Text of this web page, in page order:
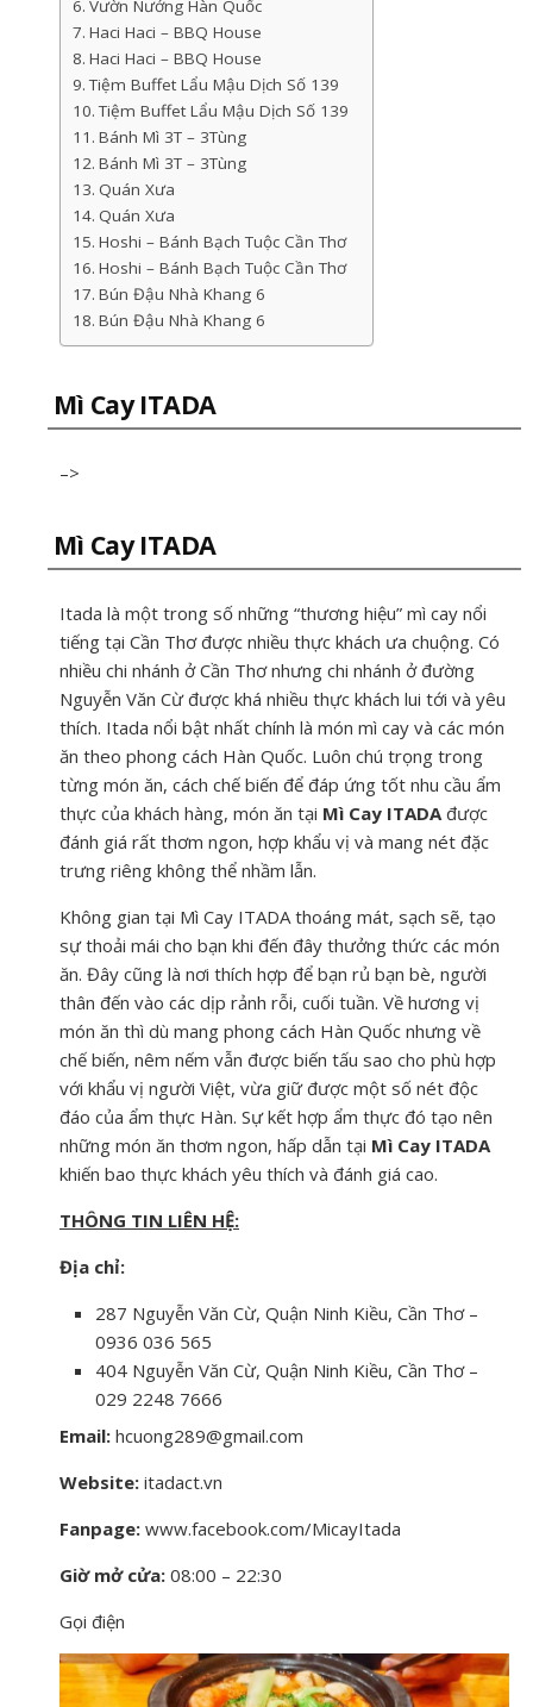
Vườn Nướng Hàn Quốc
Haci Haci – BBQ House
Haci Haci – BBQ House
Tiệm Buffet Lẩu Mậu Dịch Số 139
Tiệm Buffet Lẩu Mậu Dịch Số 139
Bánh Mì 3T – 3Tùng
Bánh Mì 3T – 3Tùng
Quán Xưa
Quán Xưa
Hoshi – Bánh Bạch Tuộc Cần Thơ
Hoshi – Bánh Bạch Tuộc Cần Thơ
Bún Đậu Nhà Khang 6
Bún Đậu Nhà Khang 6
Mì Cay ITADA
–>
Mì Cay ITADA
Itada là một trong số những “thương hiệu” mì cay nổi
tiếng tại Cần Thơ được nhiều thực khách ưa chuộng. Có
nhiều chi nhánh ở Cần Thơ nhưng chi nhánh ở đường
Nguyễn Văn Cừ được khá nhiều thực khách lui tới và yêu
thích. Itada nổi bật nhất chính là món mì cay và các món
ăn theo phong cách Hàn Quốc. Luôn chú trọng trong
từng món ăn, cách chế biến để đáp ứng tốt nhu cầu ẩm
thực của khách hàng, món ăn tại Mì Cay ITADA được
đánh giá rất thơm ngon, hợp khẩu vị và mang nét đặc
trưng riêng không thể nhầm lẫn.
Không gian tại Mì Cay ITADA thoáng mát, sạch sẽ, tạo
sự thoải mái cho bạn khi đến đây thưởng thức các món
ăn. Đây cũng là nơi thích hợp để bạn rủ bạn bè, người
thân đến vào các dịp rảnh rỗi, cuối tuần. Về hương vị
món ăn thì dù mang phong cách Hàn Quốc nhưng về
chế biến, nêm nếm vẫn được biến tấu sao cho phù hợp
với khẩu vị người Việt, vừa giữ được một số nét độc
đáo của ẩm thực Hàn. Sự kết hợp ẩm thực đó tạo nên
những món ăn thơm ngon, hấp dẫn tại Mì Cay ITADA
khiến bao thực khách yêu thích và đánh giá cao.
THÔNG TIN LIÊN HỆ:
Địa chỉ:
287 Nguyễn Văn Cừ, Quận Ninh Kiều, Cần Thơ –
0936 036 565
404 Nguyễn Văn Cừ, Quận Ninh Kiều, Cần Thơ –
029 2248 7666
Email: hcuong289@gmail.com
Website: itadact.vn
Fanpage: www.facebook.com/MicayItada
Giờ mở cửa: 08:00 – 22:30
Gọi điện